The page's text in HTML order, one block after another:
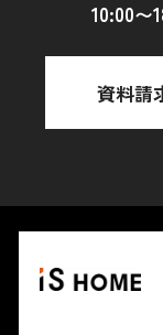
10:00〜
資料請